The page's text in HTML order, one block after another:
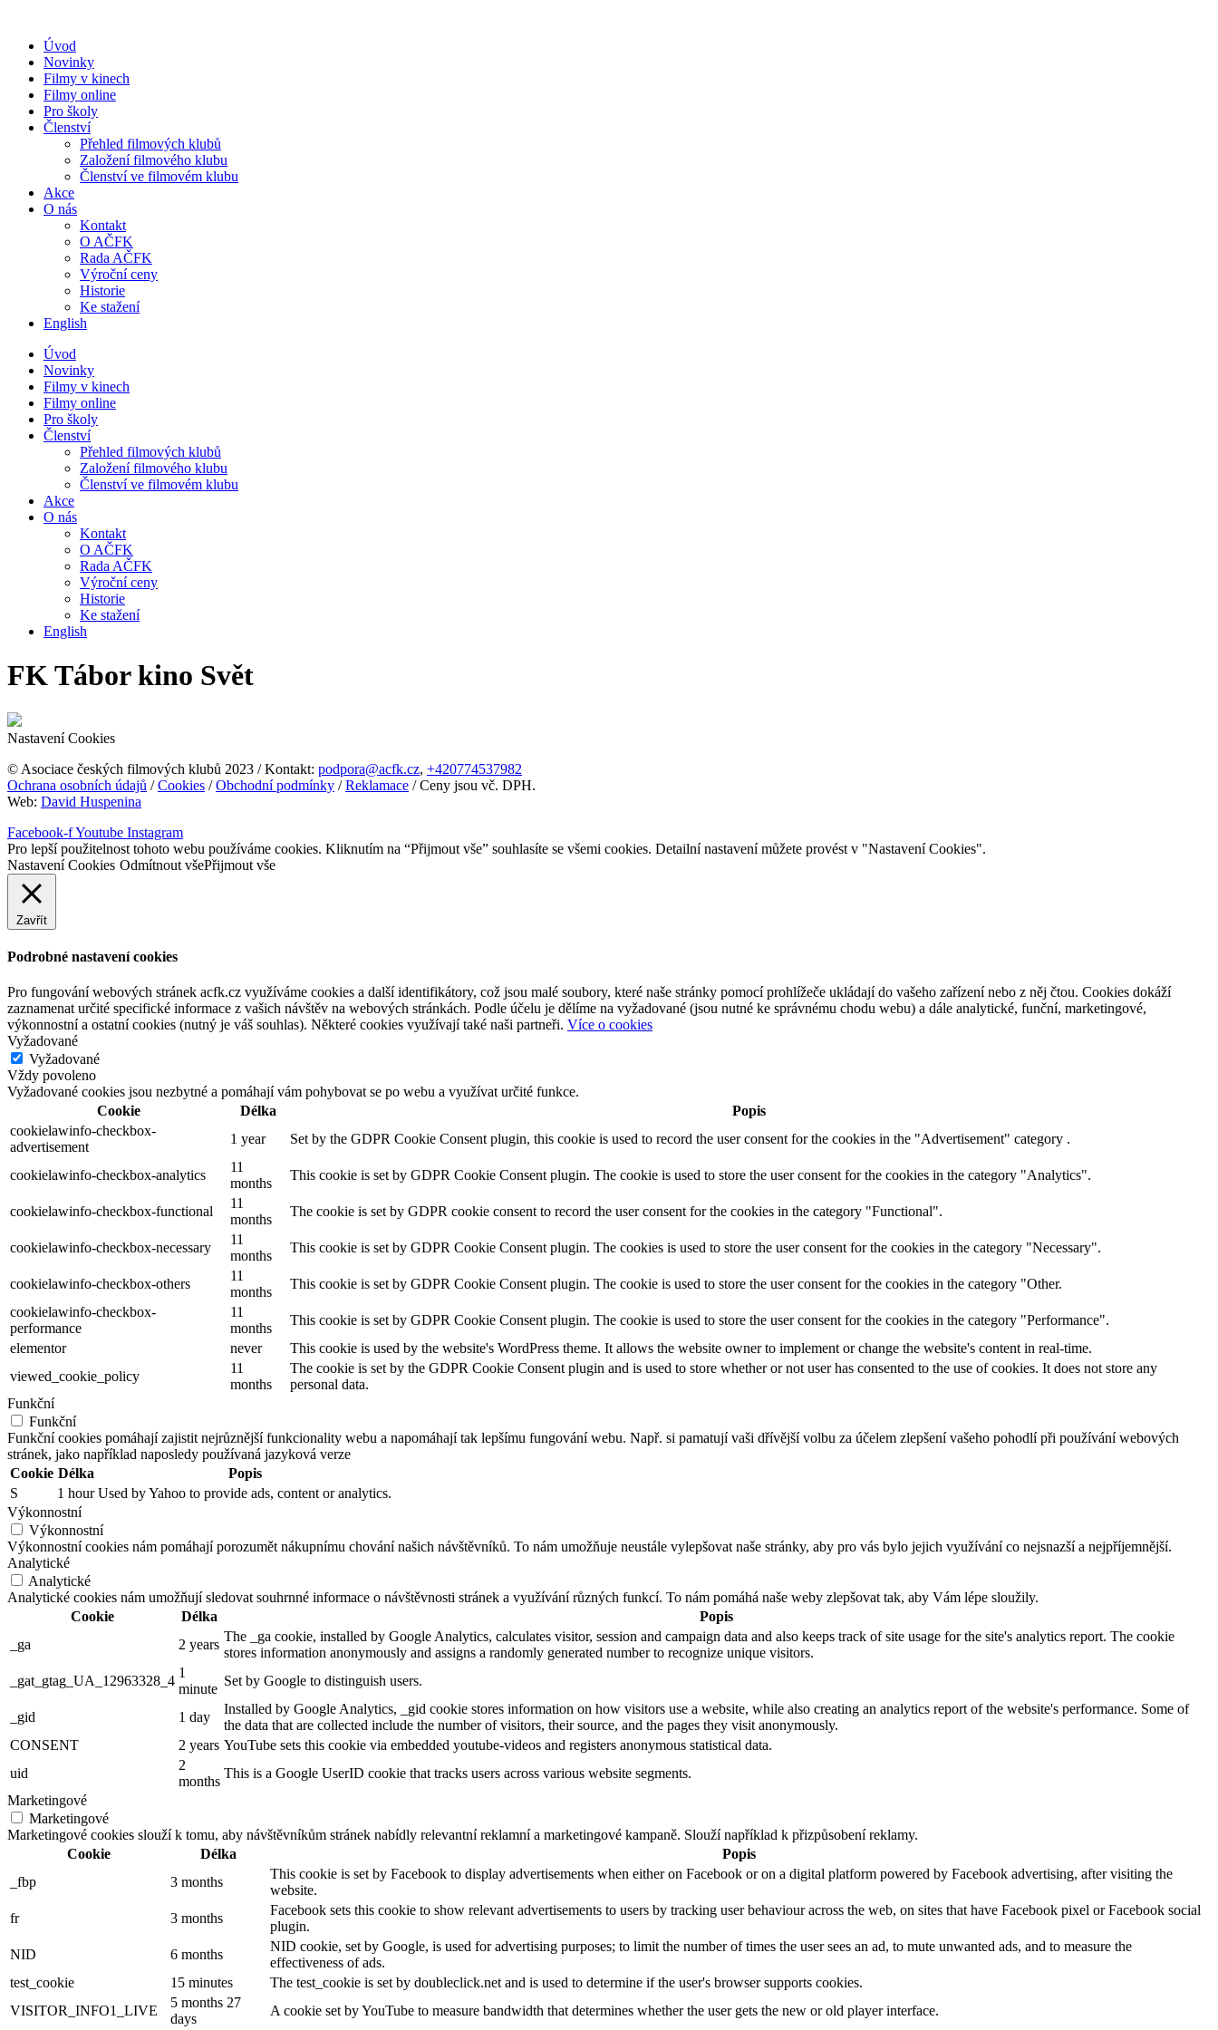
obsahuÚvod
Novinky
Filmy v kinech
Filmy online
Pro školy
Členství
Přehled filmových klubů
Založení filmového klubu
Členství ve filmovém klubu
Akce
O nás
Kontakt
O AČFK
Rada AČFK
Výroční ceny
Historie
Ke stažení
English
Úvod
Novinky
Filmy v kinech
Filmy online
Pro školy
Členství
Přehled filmových klubů
Založení filmového klubu
Členství ve filmovém klubu
Akce
O nás
Kontakt
O AČFK
Rada AČFK
Výroční ceny
Historie
Ke stažení
English
FK Tábor kino Svět
Nastavení Cookies
© Asociace českých filmových klubů 2023 / Kontakt: podpora@acfk.cz, +420774537982
Ochrana osobních údajů /Cookies /Obchodní podmínky /Reklamace / Ceny jsou vč. DPH.
Web: David Huspenina
Facebook-fYoutube Instagram
Pro lepší použitelnost tohoto webu používáme cookies. Kliknutím na “Přijmout vše” souhlasíte se všemi cookies. Detailní nastavení můžete provést v "Nastavení Cookies".
Nastavení Cookies Odmítnout všePřijmout vše
Zavřít
Podrobné nastavení cookies
Pro fungování webových stránek acfk.cz využíváme cookies a další identifikátory, což jsou malé soubory, které naše stránky pomocí prohlížeče ukládají do vašeho zařízení nebo z něj čtou. Cookies dokáží
zaznamenat určité specifické informace z vašich návštěv na webových stránkách. Podle účelu je dělíme na vyžadované (jsou nutné ke správnému chodu webu) a dále analytické, funční, marketingové,
výkonnostní a ostatní cookies (nutný je váš souhlas). Některé cookies využívají také naši partneři. Více o cookies
Vyžadované
Vyžadované
Vždy povoleno
Vyžadované cookies jsou nezbytné a pomáhají vám pohybovat se po webu a využívat určité funkce.
Cookie
Délka
Popis
cookielawinfo-checkbox-
advertisement
1 year Set by the GDPR Cookie Consent plugin, this cookie is used to record the user consent for the cookies in the "Advertisement" category .
cookielawinfo-checkbox-analytics
11
months
This cookie is set by GDPR Cookie Consent plugin. The cookie is used to store the user consent for the cookies in the category "Analytics".
cookielawinfo-checkbox-functional
11
months
The cookie is set by GDPR cookie consent to record the user consent for the cookies in the category "Functional".
cookielawinfo-checkbox-necessary
11
months
This cookie is set by GDPR Cookie Consent plugin. The cookies is used to store the user consent for the cookies in the category "Necessary".
cookielawinfo-checkbox-others
11
months
This cookie is set by GDPR Cookie Consent plugin. The cookie is used to store the user consent for the cookies in the category "Other.
cookielawinfo-checkbox-
performance
11
months
This cookie is set by GDPR Cookie Consent plugin. The cookie is used to store the user consent for the cookies in the category "Performance".
elementor
never
This cookie is used by the website's WordPress theme. It allows the website owner to implement or change the website's content in real-time.
viewed_cookie_policy
11
months
The cookie is set by the GDPR Cookie Consent plugin and is used to store whether or not user has consented to the use of cookies. It does not store any
personal data.
Funkční
Funkční
Funkční cookies pomáhají zajistit nejrůznější funkcionality webu a napomáhají tak lepšímu fungování webu. Např. si pamatují vaši dřívější volbu za účelem zlepšení vašeho pohodlí při používání webových
stránek, jako například naposledy používaná jazyková verze
Cookie Délka
Popis
S
1 hour Used by Yahoo to provide ads, content or analytics.
Výkonnostní
Výkonnostní
Výkonnostní cookies nám pomáhají porozumět nákupnímu chování našich návštěvníků. To nám umožňuje neustále vylepšovat naše stránky, aby pro vás bylo jejich využívání co nejsnazší a nejpříjemnější.
Analytické
Analytické
Analytické cookies nám umožňují sledovat souhrnné informace o návštěvnosti stránek a využívání různých funkcí. To nám pomáhá naše weby zlepšovat tak, aby Vám lépe sloužily.
Cookie
Délka
Popis
_ga
2 years
The _ga cookie, installed by Google Analytics, calculates visitor, session and campaign data and also keeps track of site usage for the site's analytics report. The cookie
stores information anonymously and assigns a randomly generated number to recognize unique visitors.
_gat_gtag_UA_12963328_4
1
minute
Set by Google to distinguish users.
_gid 1 day
Installed by Google Analytics, _gid cookie stores information on how visitors use a website, while also creating an analytics report of the website's performance. Some of
the data that are collected include the number of visitors, their source, and the pages they visit anonymously.
CONSENT
2 years YouTube sets this cookie via embedded youtube-videos and registers anonymous statistical data.
uid
2
months
This is a Google UserID cookie that tracks users across various website segments.
Marketingové
Marketingové
Marketingové cookies slouží k tomu, aby návštěvníkům stránek nabídly relevantní reklamní a marketingové kampaně. Slouží například k přizpůsobení reklamy.
Cookie
Délka
Popis
_fbp
3 months
This cookie is set by Facebook to display advertisements when either on Facebook or on a digital platform powered by Facebook advertising, after visiting the
website.
fr
3 months
Facebook sets this cookie to show relevant advertisements to users by tracking user behaviour across the web, on sites that have Facebook pixel or Facebook social
plugin.
NID
6 months
NID cookie, set by Google, is used for advertising purposes; to limit the number of times the user sees an ad, to mute unwanted ads, and to measure the
effectiveness of ads.
test_cookie
15 minutes
The test_cookie is set by doubleclick.net and is used to determine if the user's browser supports cookies.
VISITOR_INFO1_LIVE
5 months 27
days
A cookie set by YouTube to measure bandwidth that determines whether the user gets the new or old player interface.